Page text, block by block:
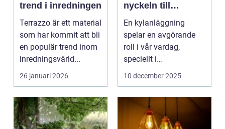
trend i inredningen
Terrazzo är ett material
som har kommit att bli
en populär trend inom
inredningsvärld...
26 januari 2026
nyckeln till
komfort och
hållbarhet
En kylanläggning
spelar en avgörande
roll i vår vardag,
speciellt i
kommersiella fas...
10 december 2025